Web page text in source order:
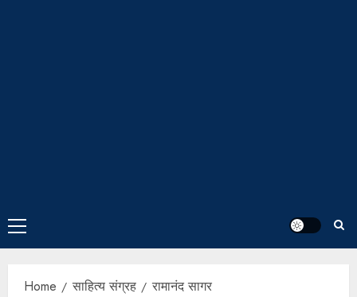
Home साहित्य संग्रह रामानंद सागर